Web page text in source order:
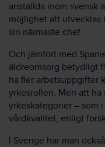
anställda inom svensk
möjlighet att utvecklas
sin närmaste chef.
Och jämfört med
äldreomsorg betydligt
ha fler arbetsuppgifter
yrkesrollen. Men att ha
yrkeskategorier – som
vårdkvalitet, enligt
I Sverige har man